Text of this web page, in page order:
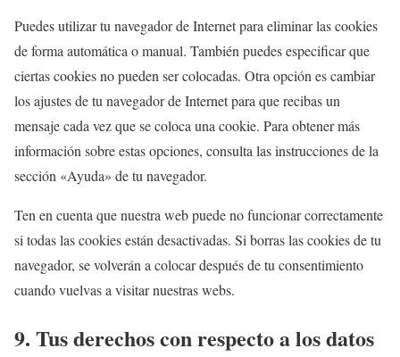
Puedes utilizar tu navegador de Internet para eliminar las cookies
de forma automática o manual. También puedes especificar que
ciertas cookies no pueden ser colocadas. Otra opción es cambiar
los ajustes de tu navegador de Internet para que recibas un
mensaje cada vez que se coloca una cookie. Para obtener más
información sobre estas opciones, consulta las instrucciones de la
sección «Ayuda» de tu navegador.
Ten en cuenta que nuestra web puede no funcionar correctamente
si todas las cookies están desactivadas. Si borras las cookies de tu
navegador, se volverán a colocar después de tu consentimiento
cuando vuelvas a visitar nuestras webs.
9. Tus derechos con respecto a los datos